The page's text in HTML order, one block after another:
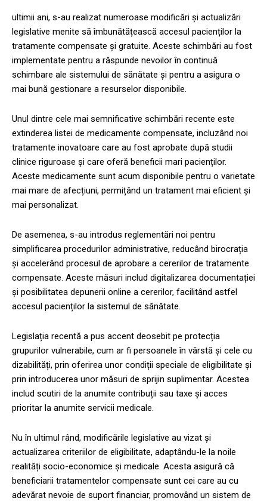
ultimii ani, s-au realizat numeroase modificări și actualizări
legislative menite să îmbunătățească accesul pacienților la
tratamente compensate și gratuite. Aceste schimbări au fost
implementate pentru a răspunde nevoilor în continuă
schimbare ale sistemului de sănătate și pentru a asigura o
mai bună gestionare a resurselor disponibile.
Unul dintre cele mai semnificative schimbări recente este
extinderea listei de medicamente compensate, incluzând noi
tratamente inovatoare care au fost aprobate după studii
clinice riguroase și care oferă beneficii mari pacienților.
Aceste medicamente sunt acum disponibile pentru o varietate
mai mare de afecțiuni, permițând un tratament mai eficient și
mai personalizat.
De asemenea, s-au introdus reglementări noi pentru
simplificarea procedurilor administrative, reducând birocrația
și accelerând procesul de aprobare a cererilor de tratamente
compensate. Aceste măsuri includ digitalizarea documentației
și posibilitatea depunerii online a cererilor, facilitând astfel
accesul pacienților la sistemul de sănătate.
Legislația recentă a pus accent deosebit pe protecția
grupurilor vulnerabile, cum ar fi persoanele în vârstă și cele cu
dizabilități, prin oferirea unor condiții speciale de eligibilitate și
prin introducerea unor măsuri de sprijin suplimentar. Acestea
includ scutiri de la anumite contribuții sau taxe și acces
prioritar la anumite servicii medicale.
Nu în ultimul rând, modificările legislative au vizat și
actualizarea criteriilor de eligibilitate, adaptându-le la noile
realități socio-economice și medicale. Acesta asigură că
beneficiarii tratamentelor compensate sunt cei care au cu
adevărat nevoie de suport financiar, promovând un sistem de